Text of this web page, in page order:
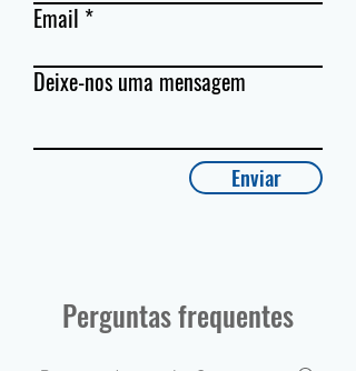
Email
Deixe-nos uma mensagem
Enviar
Perguntas frequentes